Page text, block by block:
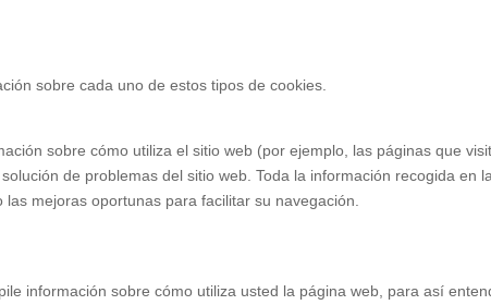
sobre cada uno de estos tipos de cookies.
sobre cómo utiliza el sitio web (por ejemplo, las páginas que
de problemas del sitio web. Toda la información recogida
mejoras oportunas para facilitar su navegación.
información sobre cómo utiliza usted la página web, para así